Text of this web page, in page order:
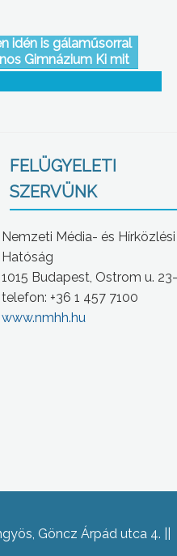
idén is gálaműsorral
Gimnázium Ki mit
FELÜGYELETI
SZERVÜNK
Nemzeti Média- és Hírközlési
Hatóság
1015 Budapest, Ostrom u.
telefon: +36 1 457 7100
www.nmhh.hu
Göncz Árpád utca 4.